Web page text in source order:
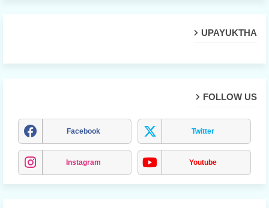
UPAYUKTHA
FOLLOW US
Facebook Twitter
Instagram Youtube